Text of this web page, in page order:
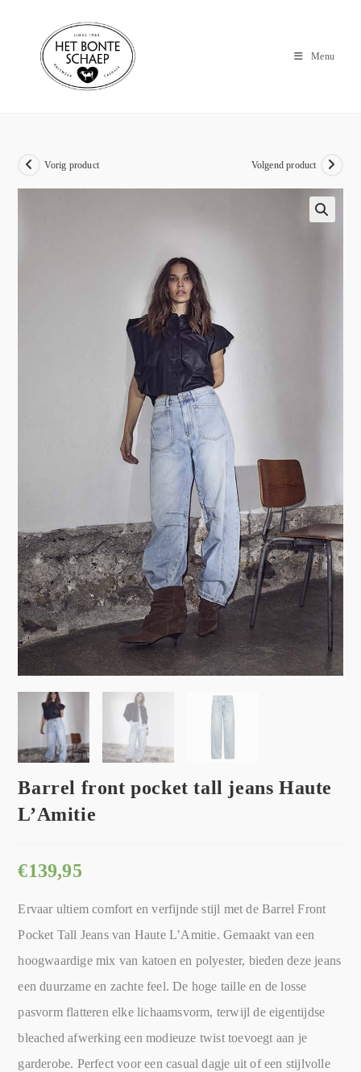
Menu
Vorig product Volgend product
Barrel front pocket tall jeans Haute
L’Amitie
€139,95
Ervaar ultiem comfort en verfijnde stijl met de Barrel Front
Pocket Tall Jeans van Haute L’Amitie. Gemaakt van een
hoogwaardige mix van katoen en polyester, bieden deze jeans
een duurzame en zachte feel. De hoge taille en de losse
pasvorm flatteren elke lichaamsvorm, terwijl de eigentijdse
bleached afwerking een modieuze twist toevoegt aan je
garderobe. Perfect voor een casual dagje uit of een stijlvolle